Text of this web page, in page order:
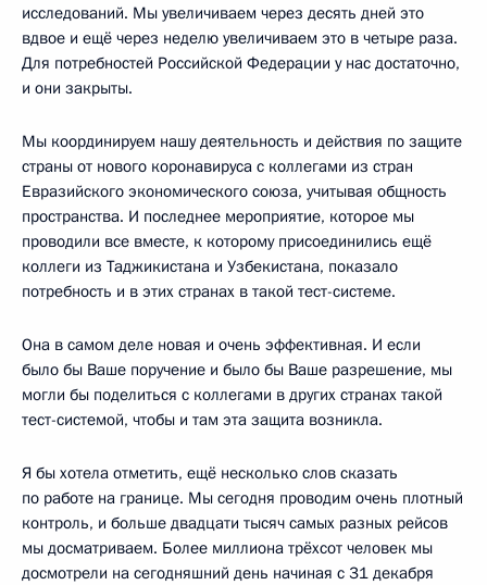
исследований. Мы увеличиваем через десять дней это
вдвое и ещё через неделю увеличиваем это в четыре раза.
Для потребностей Российской Федерации у нас достаточно,
и они закрыты.
Мы координируем нашу деятельность и действия по защите
страны от нового коронавируса с коллегами из стран
Евразийского экономического союза, учитывая общность
пространства. И последнее мероприятие, которое мы
проводили все вместе, к которому присоединились ещё
коллеги из Таджикистана и Узбекистана, показало
потребность и в этих странах в такой тест-системе.
Она в самом деле новая и очень эффективная. И если
было бы Ваше поручение и было бы Ваше разрешение, мы
могли бы поделиться с коллегами в других странах такой
тест-системой, чтобы и там эта защита возникла.
Я бы хотела отметить, ещё несколько слов сказать
по работе на границе. Мы сегодня проводим очень плотный
контроль, и больше двадцати тысяч самых разных рейсов
мы досматриваем. Более миллиона трёхсот человек мы
досмотрели на сегодняшний день начиная с 31 декабря